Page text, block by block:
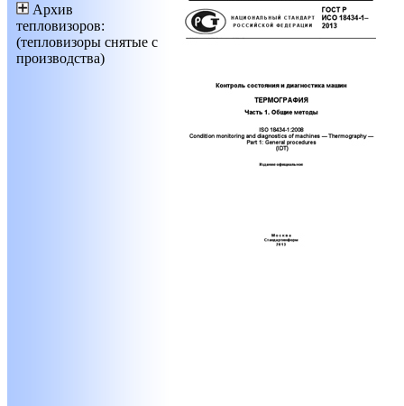
Архив
тепловизоров:
(тепловизоры снятые с
производства)